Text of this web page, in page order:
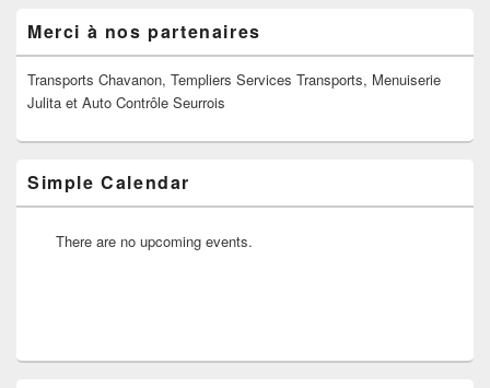
principale
de
widget
pour
barre
Merci à nos partenaires
Transports Chavanon, Templiers Services Transports, Menuiserie
Julita et Auto Contrôle Seurrois
Simple Calendar
There are no upcoming events.